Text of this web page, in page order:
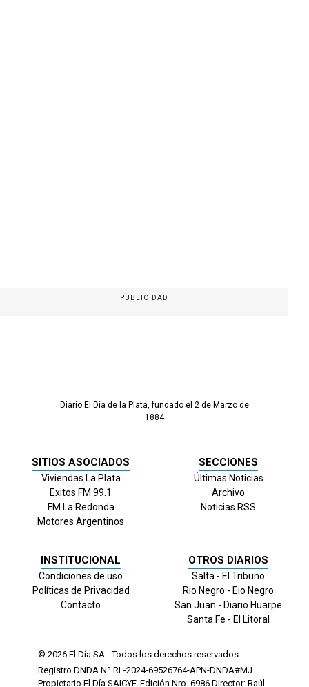
PUBLICIDAD
Diario El Día de la Plata, fundado el 2 de Marzo de
1884
SITIOS ASOCIADOS
Viviendas La Plata
Exitos FM 99.1
FM La Redonda
Motores Argentinos
SECCIONES
Últimas Noticias
Archivo
Noticias RSS
INSTITUCIONAL
Condiciones de uso
Políticas de Privacidad
Contacto
OTROS DIARIOS
Salta - El Tribuno
Rio Negro - Eio Negro
San Juan - Diario Huarpe
Santa Fe - El Litoral
© 2026 El Día SA - Todos los derechos reservados.
Registro DNDA Nº RL-2024-69526764-APN-DNDA#MJ
Propietario El Día SAICYF. Edición Nro. 6986 Director: Raúl